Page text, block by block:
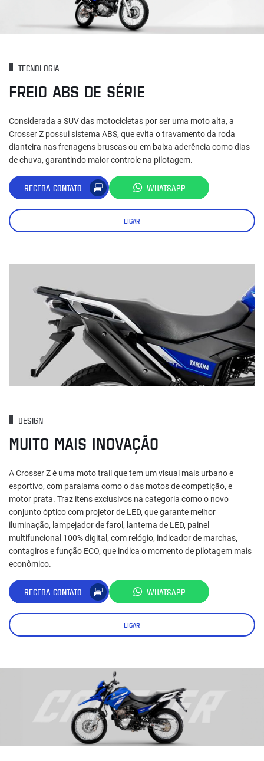
TECNOLOGIA
FREIO ABS DE SÉRIE
Considerada a SUV das motocicletas por ser uma moto alta, a
Crosser Z possui sistema ABS, que evita o travamento da roda
dianteira nas frenagens bruscas ou em baixa aderência como dias
de chuva, garantindo maior controle na pilotagem.
RECEBA CONTATO WHATSAPP
LIGAR
DESIGN
MUITO MAIS INOVAÇÃO
A Crosser Z é uma moto trail que tem um visual mais urbano e
esportivo, com paralama como o das motos de competição, e
motor prata. Traz itens exclusivos na categoria como o novo
conjunto óptico com projetor de LED, que garante melhor
iluminação, lampejador de farol, lanterna de LED, painel
multifuncional 100% digital, com relógio, indicador de marchas,
contagiros e função ECO, que indica o momento de pilotagem mais
econômico.
RECEBA CONTATO WHATSAPP
LIGAR